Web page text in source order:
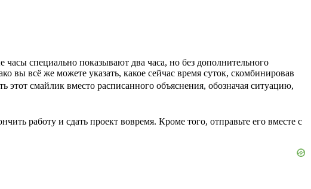
специально показывают два часа, но без дополнительного
вы всё же можете указать, какое сейчас время суток, скомбинировав
этот смайлик вместо расписанного объяснения, обозначая ситуацию,
работу и сдать проект вовремя. Кроме того, отправьте его вместе с